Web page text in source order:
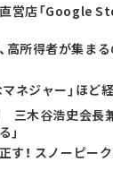
営店「Google
高所得者が集ま
マネジャー」ほど
三木谷浩史会長
」
す！ スノーピー